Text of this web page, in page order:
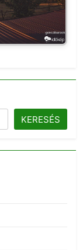
KERESÉS